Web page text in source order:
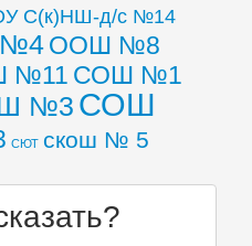
С(к)НШ-д/с №14
ООШ №8
№11 СОШ №1
№3 СОШ
СЮТ скош № 5